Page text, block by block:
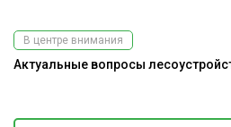
В центре внимания
Актуальные вопросы